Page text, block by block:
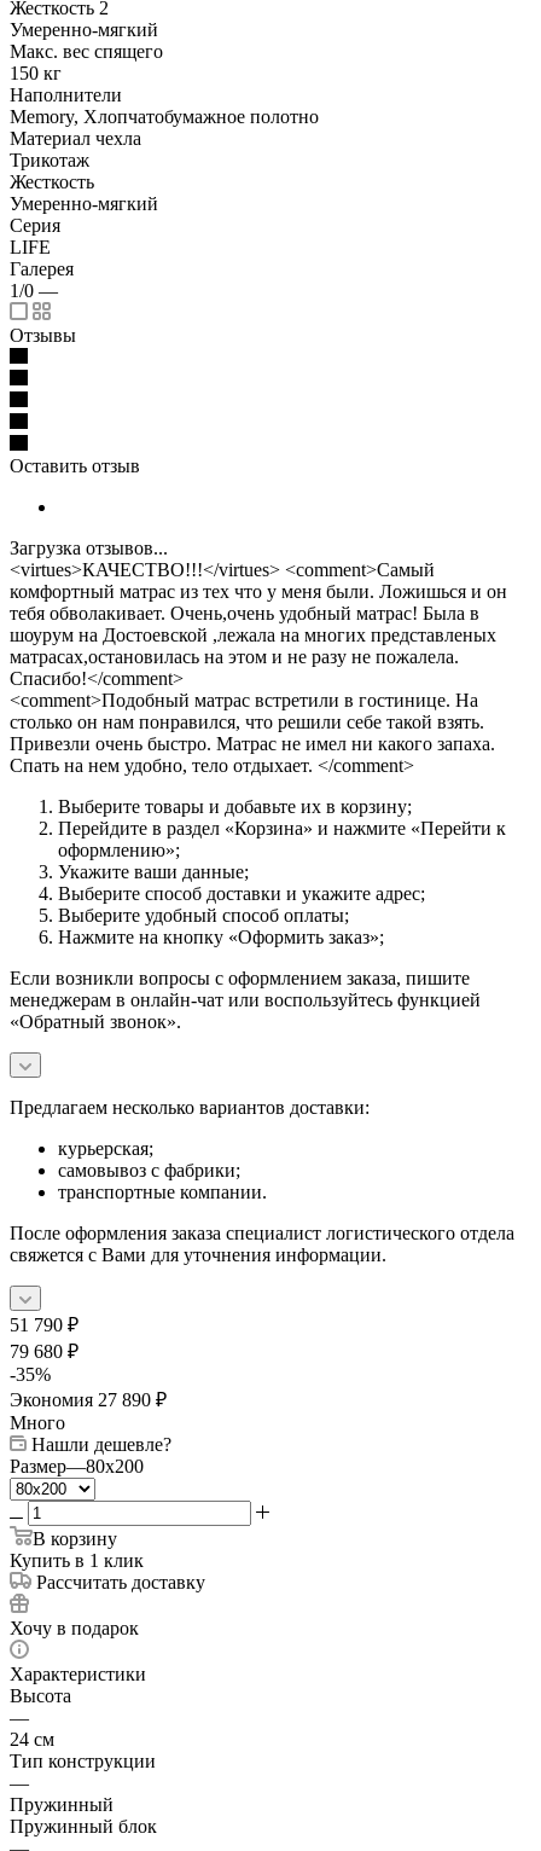
Жесткость 2
Умеренно-мягкий
Макс. вес спящего
150 кг
Наполнители
Memory, Хлопчатобумажное полотно
Материал чехла
Трикотаж
Жесткость
Умеренно-мягкий
Серия
LIFE
Галерея
1/0 —
Отзывы
Оставить отзыв
Загрузка отзывов...
<virtues>КАЧЕСТВО!!!</virtues> <comment>Самый
комфортный матрас из тех что у меня были. Ложишься и он
тебя обволакивает. Очень,очень удобный матрас! Была в
шоурум на Достоевской ,лежала на многих представленых
матрасах,остановилась на этом и не разу не пожалела.
Спасибо!</comment>
<comment>Подобный матрас встретили в гостинице. На
столько он нам понравился, что решили себе такой взять.
Привезли очень быстро. Матрас не имел ни какого запаха.
Спать на нем удобно, тело отдыхает. </comment>
Выберите товары и добавьте их в корзину;
Перейдите в раздел «Корзина» и нажмите «Перейти к
оформлению»;
Укажите ваши данные;
Выберите способ доставки и укажите адрес;
Выберите удобный способ оплаты;
Нажмите на кнопку «Оформить заказ»;
Если возникли вопросы с оформлением заказа, пишите
менеджерам в онлайн-чат или воспользуйтесь функцией
«Обратный звонок».
Предлагаем несколько вариантов доставки:
курьерская;
самовывоз с фабрики;
транспортные компании.
После оформления заказа специалист логистического отдела
свяжется с Вами для уточнения информации.
51 790 ₽
79 680 ₽
-35%
Экономия 27 890 ₽
Много
Нашли дешевле?
Размер—80x200
В корзину
Купить в 1 клик
Рассчитать доставку
Хочу в подарок
Характеристики
Высота
—
24 см
Тип конструкции
—
Пружинный
Пружинный блок